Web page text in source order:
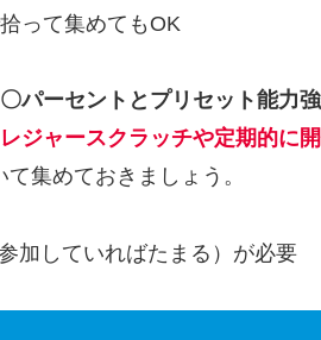
って集めてもOK
パーセントとプリセット能力
レジャースクラッチや定期的に
て集めておきましょう。
加していればたまる）が必要